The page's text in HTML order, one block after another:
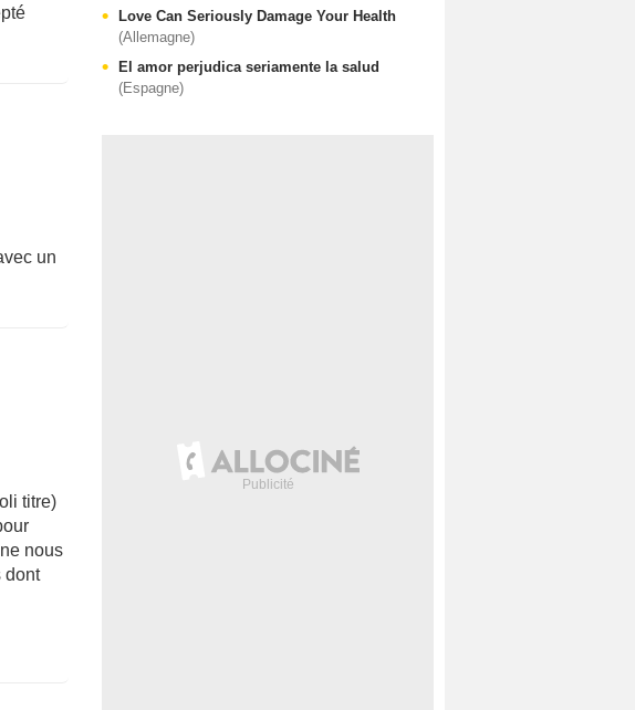
un
titre)
nous
dont
Love Can Seriously Damage Your Health
(Allemagne)
El amor perjudica seriamente la salud
(Espagne)